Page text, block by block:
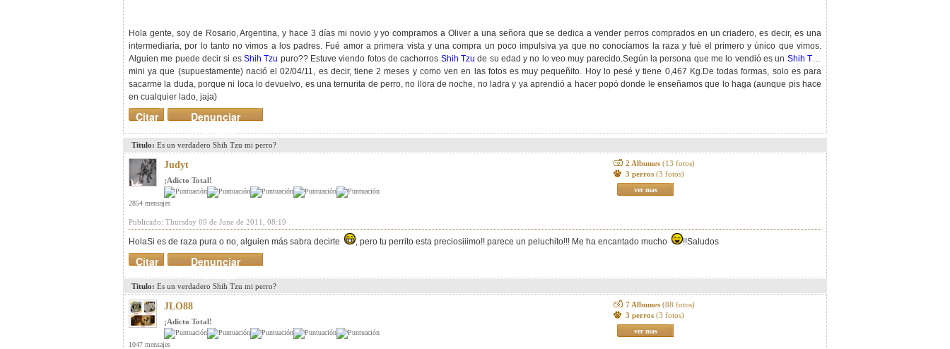
Hola gente, soy de Rosario, Argentina, y hace 3 días mi novio y yo compramos a Oliver a una señora que se dedica a vender perros comprados en un criadero, es decir, es una
intermediaria, por lo tanto no vimos a los padres. Fué amor a primera vista y una compra un poco impulsiva ya que no conocíamos la raza y fué el primero y único que vimos.
Alguien me puede decir si es Shih Tzu puro?? Estuve viendo fotos de cachorros Shih Tzu de su edad y no lo veo muy parecido.Según la persona que me lo vendió es un Shih Tzu
mini ya que (supuestamente) nació el 02/04/11, es decir, tiene 2 meses y como ven en las fotos es muy pequeñito. Hoy lo pesé y tiene 0,467 Kg.De todas formas, solo es para
sacarme la duda, porque ni loca lo devuelvo, es una ternurita de perro, no llora de noche, no ladra y ya aprendió a hacer popó donde le enseñamos que lo haga (aunque pis hace
en cualquier lado, jaja)
Denunciar
mensaje
Citar
Titulo: Es un verdadero Shih Tzu mi perro?
Judyt
¡Adicto Total!
2854 mensajes
2 Albumes (13 fotos)
3 perros (3 fotos)
ver mas
Publicado: Thursday 09 de June de 2011, 08:19
HolaSi es de raza pura o no, alguien más sabra decirte , pero tu perrito esta preciosiiimo!! parece un peluchito!!! Me ha encantado mucho !!Saludos
Denunciar
mensaje
Citar
Titulo: Es un verdadero Shih Tzu mi perro?
JLO88
¡Adicto Total!
1047 mensajes
7 Albumes (88 fotos)
3 perros (3 fotos)
ver mas